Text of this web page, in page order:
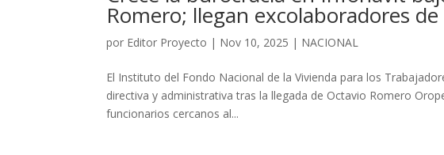
Romero; llegan excolaboradores
por Editor Proyecto | Nov 10, 2025 | NACIONAL
El Instituto del Fondo Nacional de la Vivienda para los
directiva y administrativa tras la llegada de Octavio Romero
funcionarios cercanos al...